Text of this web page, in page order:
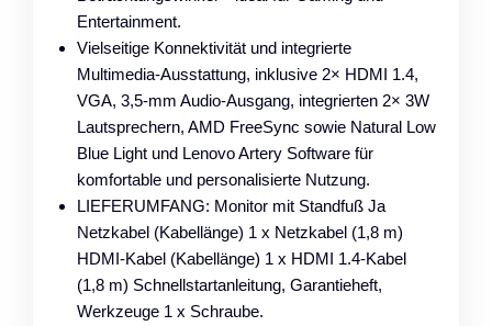
Entertainment.
Vielseitige Konnektivität und integrierte
Multimedia‑Ausstattung, inklusive 2× HDMI 1.4,
VGA, 3,5‑mm Audio‑Ausgang, integrierten 2× 3W
Lautsprechern, AMD FreeSync sowie Natural Low
Blue Light und Lenovo Artery Software für
komfortable und personalisierte Nutzung.
LIEFERUMFANG: Monitor mit Standfuß Ja
Netzkabel (Kabellänge) 1 x Netzkabel (1,8 m)
HDMI-Kabel (Kabellänge) 1 x HDMI 1.4-Kabel
(1,8 m) Schnellstartanleitung, Garantieheft,
Werkzeuge 1 x Schraube.